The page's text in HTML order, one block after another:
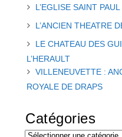
L’EGLISE SAINT
L’ANCIEN THEATRE
LE CHATEAU DES
L’HERAULT
VILLENEUVETTE :
ROYALE DE DRAPS
Catégories